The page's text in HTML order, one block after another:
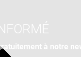
à notre